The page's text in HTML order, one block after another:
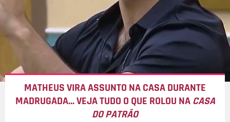
MATHEUS VIRA ASSUNTO NA CASA DURANTE
MADRUGADA... VEJA TUDO O QUE ROLOU NACASA
DO PATRÃO